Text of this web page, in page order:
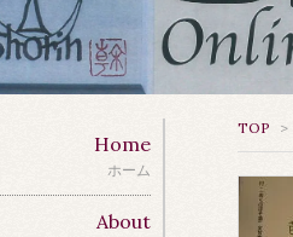
TOP >
Home
ホーム
About